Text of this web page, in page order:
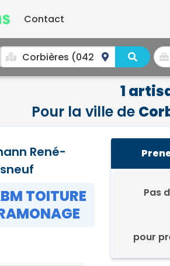
Contact
1
Pour la ville de
René-
TOITURE
Pas
pour